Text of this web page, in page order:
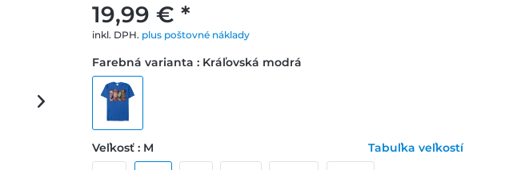
19,99 € *
inkl. DPH. plus poštovné náklady
Farebná varianta : Kráľovská modrá
Veľkosť : M Tabuľka veľkostí